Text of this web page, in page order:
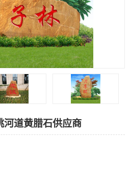
河道黄腊石供应商